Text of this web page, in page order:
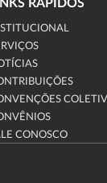
RÁPIDOS
CONOSCO